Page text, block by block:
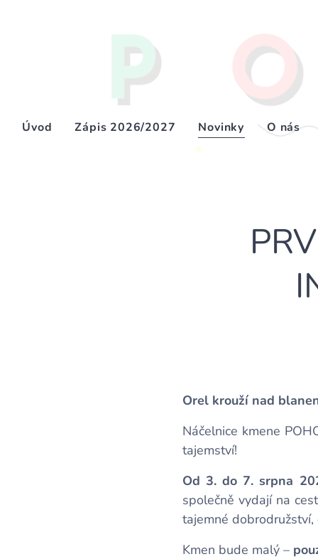
Úvod Zápis 2026/2027 Novinky O nás
🪶
Orel krouží nad
Náčelnice kmene
tajemství!
Od 3. do 7. srpna
společně vydají na
tajemné dobrodružství,
Kmen bude malý –